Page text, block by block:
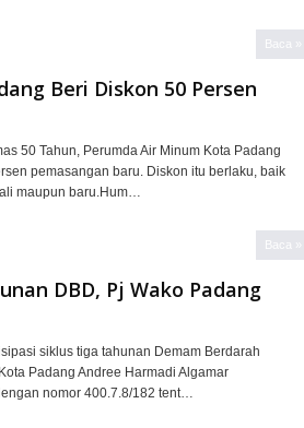
Baca »
Beri Diskon 50 Persen
50 Tahun, Perumda Air Minum Kota Padang
pemasangan baru. Diskon itu berlaku, baik
maupun baru.Hum…
Baca »
DBD, Pj Wako Padang
siklus tiga tahunan Demam Berdarah
Padang Andree Harmadi Algamar
nomor 400.7.8/182 tent…